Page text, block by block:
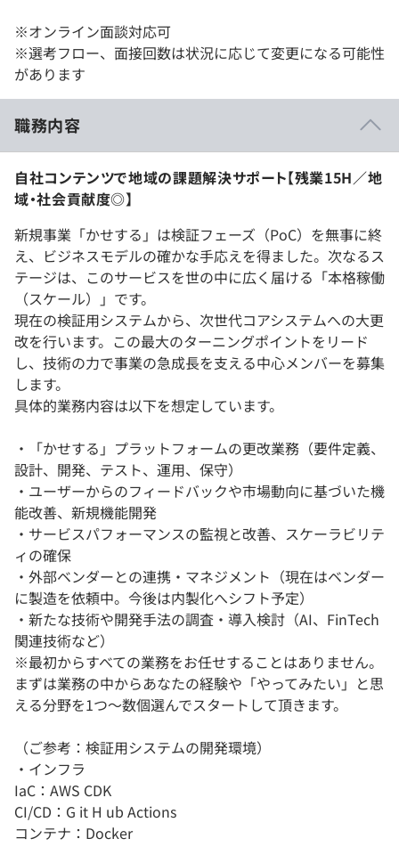
※オンライン面談対応可
※選考フロー、面接回数は状況に応じて変更になる可能性
があります
職務内容
自社コンテンツで地域の課題解決サポート【残業15H／地
域・社会貢献度◎】
新規事業「かせする」は検証フェーズ（PoC）を無事に終
え、ビジネスモデルの確かな手応えを得ました。次なるス
テージは、このサービスを世の中に広く届ける「本格稼働
（スケール）」です。
現在の検証用システムから、次世代コアシステムへの大更
改を行います。この最大のターニングポイントをリード
し、技術の力で事業の急成長を支える中心メンバーを募集
します。
具体的業務内容は以下を想定しています。
・「かせする」プラットフォームの更改業務（要件定義、
設計、開発、テスト、運用、保守）
・ユーザーからのフィードバックや市場動向に基づいた機
能改善、新規機能開発
・サービスパフォーマンスの監視と改善、スケーラビリテ
ィの確保
・外部ベンダーとの連携・マネジメント（現在はベンダー
に製造を依頼中。今後は内製化へシフト予定）
・新たな技術や開発手法の調査・導入検討（AI、FinTech
関連技術など）
※最初からすべての業務をお任せすることはありません。
まずは業務の中からあなたの経験や「やってみたい」と思
える分野を1つ～数個選んでスタートして頂きます。
（ご参考：検証用システムの開発環境）
・インフラ
IaC：AWS CDK
CI/CD：G it H ub Actions
コンテナ：Docker